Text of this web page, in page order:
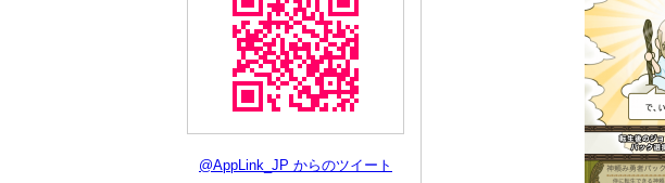
@AppLink_JP からのツイート